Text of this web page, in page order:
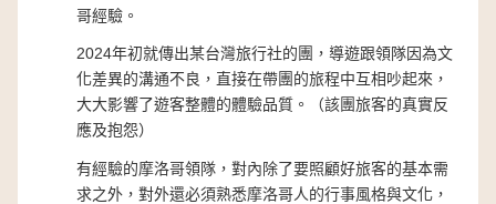
哥經驗。
2024年初就傳出某台灣旅行社的團，導遊跟領隊因為文
化差異的溝通不良，直接在帶團的旅程中互相吵起來，
大大影響了遊客整體的體驗品質。（該團旅客的真實反
應及抱怨）
有經驗的摩洛哥領隊，對內除了要照顧好旅客的基本需
求之外，對外還必須熟悉摩洛哥人的行事風格與文化，